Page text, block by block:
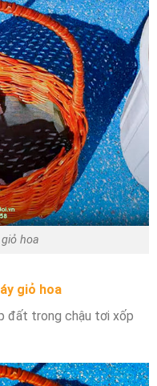
hoa
giỏ hoa
đất trong chậu tơi xốp